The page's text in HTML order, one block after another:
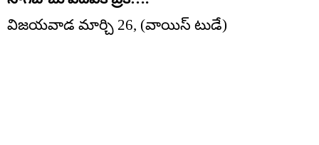
విజయవాడ మార్చి 26, (వాయిస్ టుడే)